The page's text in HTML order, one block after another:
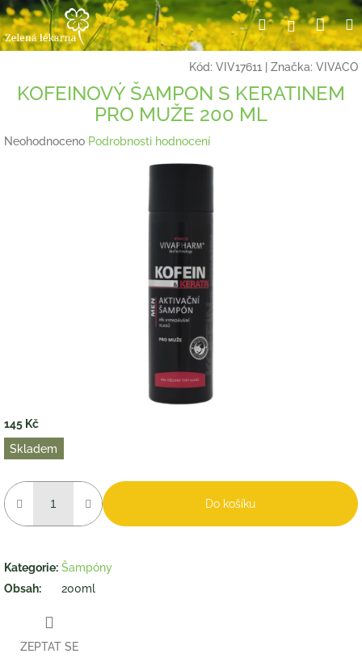
Přejít
na
obsah
HledatPřihlášení
Kód: VIV17611 Značka: VIVACO
KOFEINOVÝ ŠAMPON S KERATINEM
PRO MUŽE 200 ML
Průměrné
Neohodnoceno Podrobnosti hodnocení
145 Kč
Měrná
cena:
Skladem
Do košíku
Kategorie: Šampóny
Obsah: 200ml
ZEPTAT SE